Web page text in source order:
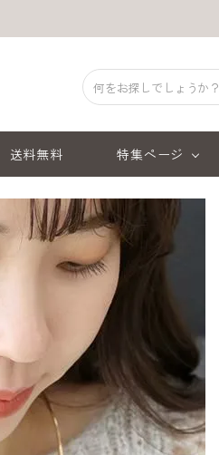
送料無料 特集ページ